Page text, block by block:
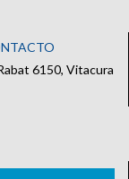
6150, Vitacura